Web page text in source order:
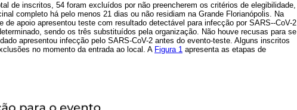
de inscritos, 54 foram excluídos por não preencherem os critérios de elegibilidade,
completo há pelo menos 21 dias ou não residiam na Grande Florianópolis. Na
de apoio apresentou teste com resultado detectável para infecção por SARS--CoV-2
sendo os três substituídos pela organização. Não houve recusas para se
apresentou infecção pelo SARS-CoV-2 antes do evento-teste. Alguns inscritos
no momento da entrada ao local. A Figura 1 apresenta as etapas de